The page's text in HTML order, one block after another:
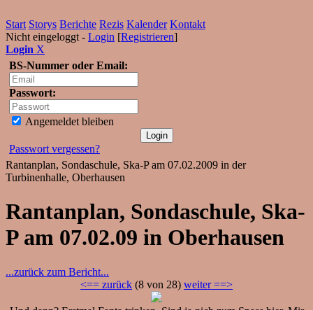
Start Storys Berichte Rezis Kalender Kontakt
Nicht eingeloggt - Login [Registrieren]
Login X
BS-Nummer oder Email:
Passwort:
Angemeldet bleiben
Passwort vergessen?
Rantanplan, Sondaschule, Ska-P am 07.02.2009 in der
Turbinenhalle, Oberhausen
Rantanplan, Sondaschule, Ska-
P am 07.02.09 in Oberhausen
...zurück zum Bericht...
<== zurück (8 von 28) weiter ==>